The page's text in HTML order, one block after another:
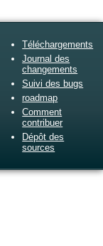
Téléchargements
Journal des
changements
Suivi des bugs
roadmap
Comment
contribuer
Dépôt des
sources